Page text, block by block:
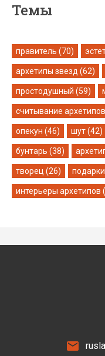
Темы
правитель (70)
архетипы звезд (62)
простодушный (59)
считывание
опекун (46) шут (42)
бунтарь (38)
творец (26)
интерьеры архетипов